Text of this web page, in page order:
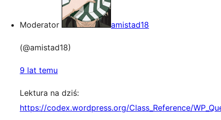
Moderator amistad18
(@amistad18)
9 lat temu
Lektura na dziś:
https://codex.wordpress.org/Class_Reference/